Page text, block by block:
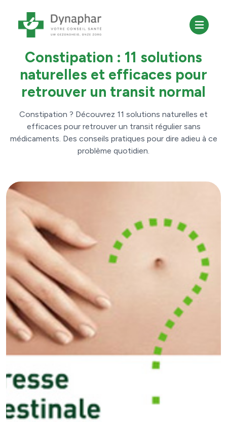
Digestion
Constipation : 11 solutions
naturelles et efficaces pour
retrouver un transit normal
Constipation ? Découvrez 11 solutions naturelles et
efficaces pour retrouver un transit régulier sans
médicaments. Des conseils pratiques pour dire adieu à ce
problème quotidien.